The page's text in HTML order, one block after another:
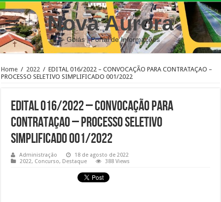
Nova Aurora
– Goiás | Portal de Informações
Home / 2022 / EDITAL 016/2022 – CONVOCAÇÃO PARA CONTRATAÇAO –
PROCESSO SELETIVO SIMPLIFICADO 001/2022
EDITAL 016/2022 – CONVOCAÇÃO PARA
CONTRATAÇAO – PROCESSO SELETIVO
SIMPLIFICADO 001/2022
Administração
18 de agosto de 2022
2022, Concurso, Destaque 388 Views